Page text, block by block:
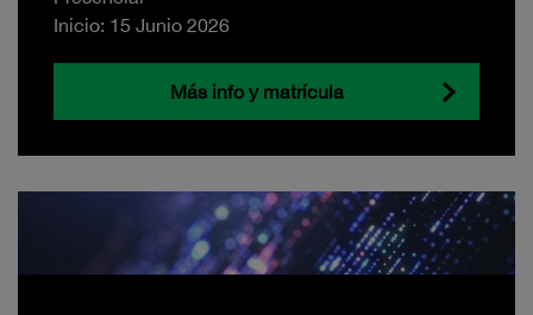
Inicio: 15 Junio 2026
Más info y matrícula